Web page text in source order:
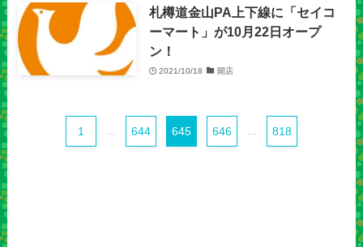
札樽道金山PA上下線に「セイコ
ーマート」が10月22日オープ
ン！
2021/10/18 開店
1 644 645 646 818